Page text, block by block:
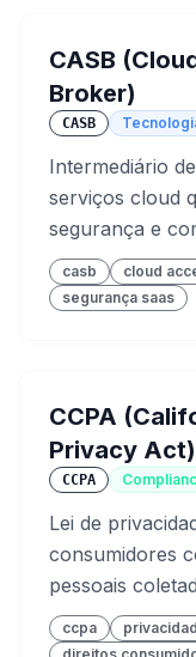
CASB
Broker)
CASB
Intermediário
serviços cloud
segurança e
casb cloud
segurança saas
CCPA
Privacy Act)
CCPA
Lei de
consumidores
pessoais
ccpa